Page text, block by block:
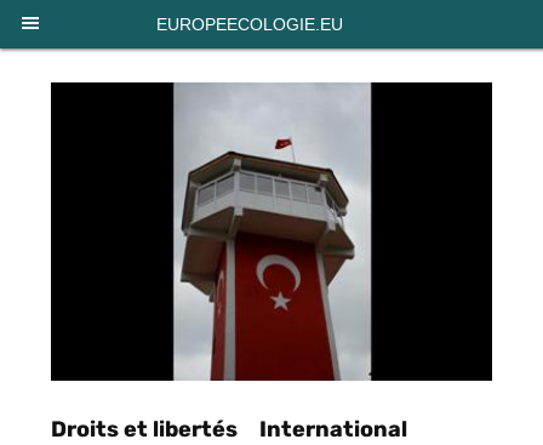
EUROPEECOLOGIE.EU
Droits et libertés
International